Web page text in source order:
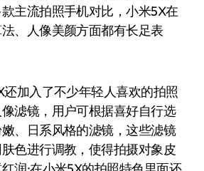
主流拍照手机对比，小米5X在
、人像美颜方面都有长足表
加入了不少年轻人喜欢的拍照
滤镜，用户可根据喜好自行选
、日系风格的滤镜，这些滤镜
色进行调教，使得拍摄对象皮